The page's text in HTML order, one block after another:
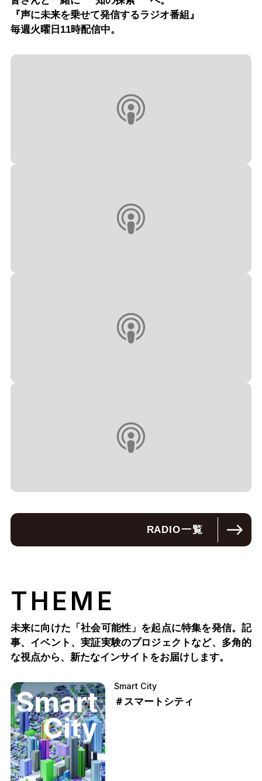
『声に未来を乗せて発信するラジオ番組』
毎週火曜日11時配信中。
RADIO一覧
THEME
未来に向けた「社会可能性」を起点に特集を発信。記
事、イベント、実証実験のプロジェクトなど、多角的
な視点から、新たなインサイトをお届けします。
Smart City
＃スマートシティ